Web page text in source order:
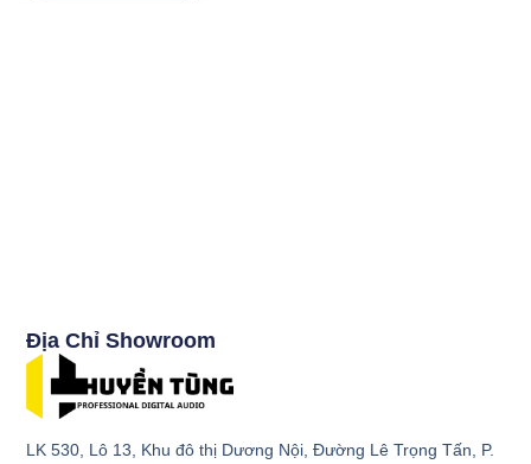
Địa Chỉ Showroom
LK 530, Lô 13, Khu đô thị Dương Nội, Đường Lê Trọng Tấn, P.